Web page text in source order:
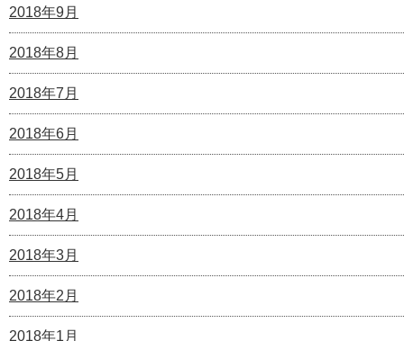
2018年9月
2018年8月
2018年7月
2018年6月
2018年5月
2018年4月
2018年3月
2018年2月
2018年1月